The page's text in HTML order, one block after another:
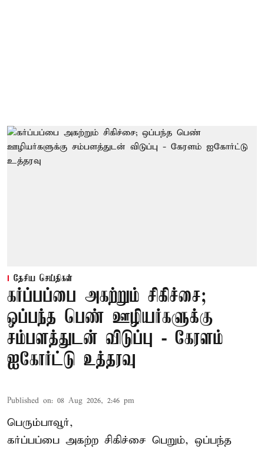
தேசிய செய்திகள்
கர்ப்பப்பை அகற்றும் சிகிச்சை;
ஒப்பந்த பெண் ஊழியர்களுக்கு
சம்பளத்துடன் விடுப்பு - கேரளம்
ஐகோர்ட்டு உத்தரவு
Published on: 08 Aug 2026, 2:46 pm
பெரும்பாவூர்,
கர்ப்பப்பை அகற்ற சிகிச்சை பெறும், ஒப்பந்த